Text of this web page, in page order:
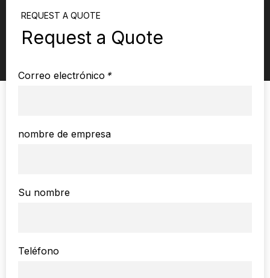
REQUEST A QUOTE
Request a Quote
*
Correo electrónico
nombre de empresa
Su nombre
Teléfono